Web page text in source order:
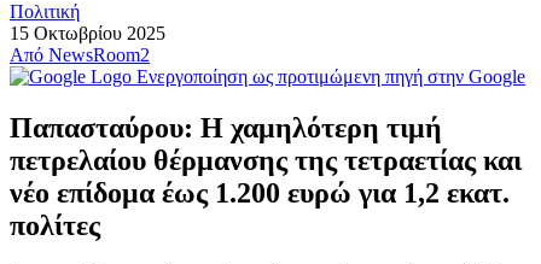
Πολιτική
15 Οκτωβρίου 2025
Από NewsRoom2
Ενεργοποίηση ως προτιμώμενη πηγή στην Google
Παπασταύρου: Η χαμηλότερη τιμή
πετρελαίου θέρμανσης της τετραετίας και
νέο επίδομα έως 1.200 ευρώ για 1,2 εκατ.
πολίτες